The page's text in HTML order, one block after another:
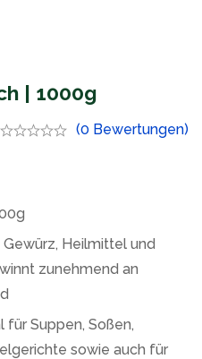
| 1000g
(0 Bewertungen)
Gewürz, Heilmittel und
zunehmend an
für Suppen, Soßen,
sowie auch für